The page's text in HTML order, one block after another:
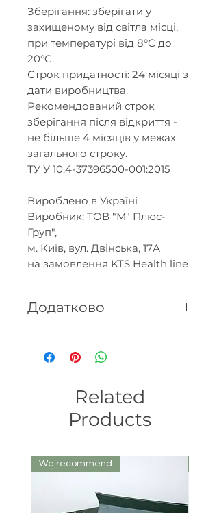
Зберiгання: зберігати у
захищеному від світла місці,
при температурі вiд 8°C до
20°C.
Строк придатності: 24 місяці з
дати виробництва.
Рекомендований строк
зберігання після відкриття -
не більше 4 місяців у межах
загального строку.
ТУ У 10.4-37396500-001:2015
Вироблено в Україні
Виробник: ТОВ "М" Плюс-
Груп",
м. Київ, вул. Двінська, 17А
на замовлення KTS Health line
Додатково
насіння маку холодного
віджиму нерафінована.
Related
Products
We recommend